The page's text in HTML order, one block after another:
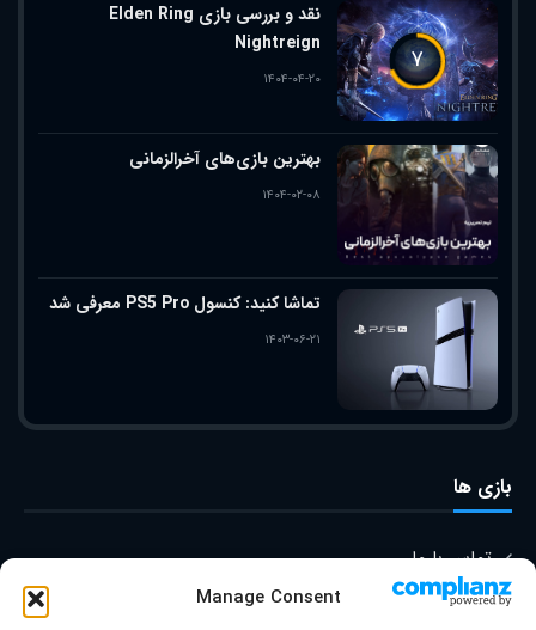
Manage Consent
۷
نقد و بررسی بازی Elden Ring
Nightreign
۱۴۰۴-۰۴-۲۰
بهترین بازی‌های آخرالزمانی
۱۴۰۴-۰۲-۰۸
تماشا کنید: کنسول PS5 Pro معرفی شد
۱۴۰۳-۰۶-۲۱
بازی ها
تماس با ما
درباره ما